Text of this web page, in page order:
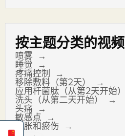
按主题分类的视频
喷雾
睡觉
疼痛控制
移除敷料（第2天）
应用杆菌肽（从第2天开始）
洗头（从第二天开始）
头痛
敏感点
肿胀和瘀伤
English
Español